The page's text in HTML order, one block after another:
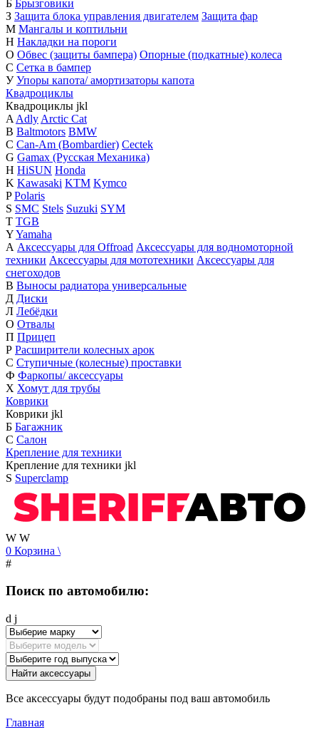
Б Брызговики
З Защита блока управления двигателем Защита фар
М Мангалы и коптильни
Н Накладки на пороги
О Обвес (защиты бампера) Опорные (подкатные) колеса
С Сетка в бампер
У Упоры капота/ амортизаторы капота
Квадроциклы
Квадроциклы jkl
A Adly Arctic Cat
B Baltmotors BMW
C Can-Am (Bombardier) Cectek
G Gamax (Русская Механика)
H HiSUN Honda
K Kawasaki KTM Kymco
P Polaris
S SMC Stels Suzuki SYM
T TGB
YYamaha
А Аксессуары для Offroad Аксессуары для водномоторной
техники Аксессуары для мототехники Аксессуары для
снегоходов
В Выносы радиатора универсальные
Д Диски
Л Лебёдки
О Отвалы
П Прицеп
Р Расширители колесных арок
С Ступичные (колесные) проставки
Ф Фаркопы/ аксессуары
Х Хомут для трубы
Коврики
Коврики jkl
Б Багажник
С Салон
Крепление для техники
Крепление для техники jkl
S Superclamp
W W
0 Корзина \
#
Поиск по автомобилю:
d j
Найти аксессуары
Все аксессуары будут подобраны под ваш автомобиль
Главная